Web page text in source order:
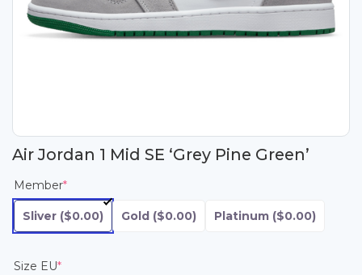
Air Jordan 1 Mid SE ‘Grey Pine Green’
Member*
Sliver ($0.00) Gold ($0.00) Platinum ($0.00)
Size EU*